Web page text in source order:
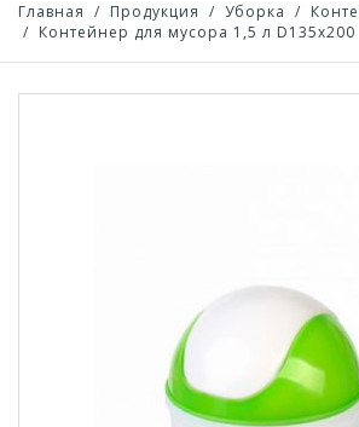
Главная / Продукция / Уборка /
/ Контейнер для мусора 1,5 л D135х200